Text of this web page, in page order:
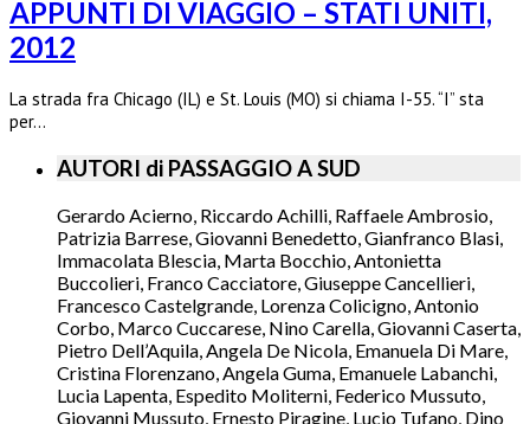
APPUNTI DI VIAGGIO – STATI UNITI,
2012
La strada fra Chicago (IL) e St. Louis (MO) si chiama I-55. “I” sta
per…
AUTORI di PASSAGGIO A SUD
Gerardo Acierno, Riccardo Achilli, Raffaele Ambrosio,
Patrizia Barrese, Giovanni Benedetto, Gianfranco Blasi,
Immacolata Blescia, Marta Bocchio, Antonietta
Buccolieri, Franco Cacciatore, Giuseppe Cancellieri,
Francesco Castelgrande, Lorenza Colicigno, Antonio
Corbo, Marco Cuccarese, Nino Carella, Giovanni Caserta,
Pietro Dell’Aquila, Angela De Nicola, Emanuela Di Mare,
Cristina Florenzano, Angela Guma, Emanuele Labanchi,
Lucia Lapenta, Espedito Moliterni, Federico Mussuto,
Giovanni Mussuto, Ernesto Piragine, Lucio Tufano, Dino